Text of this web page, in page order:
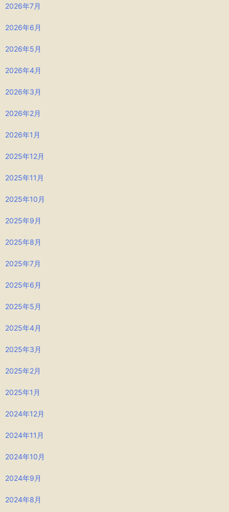
2026年7月
2026年6月
2026年5月
2026年4月
2026年3月
2026年2月
2026年1月
2025年12月
2025年11月
2025年10月
2025年9月
2025年8月
2025年7月
2025年6月
2025年5月
2025年4月
2025年3月
2025年2月
2025年1月
2024年12月
2024年11月
2024年10月
2024年9月
2024年8月